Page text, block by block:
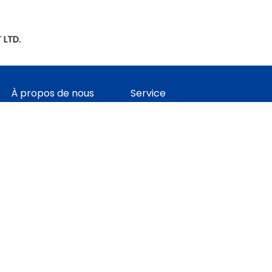
LTD.
À propos de nous Service